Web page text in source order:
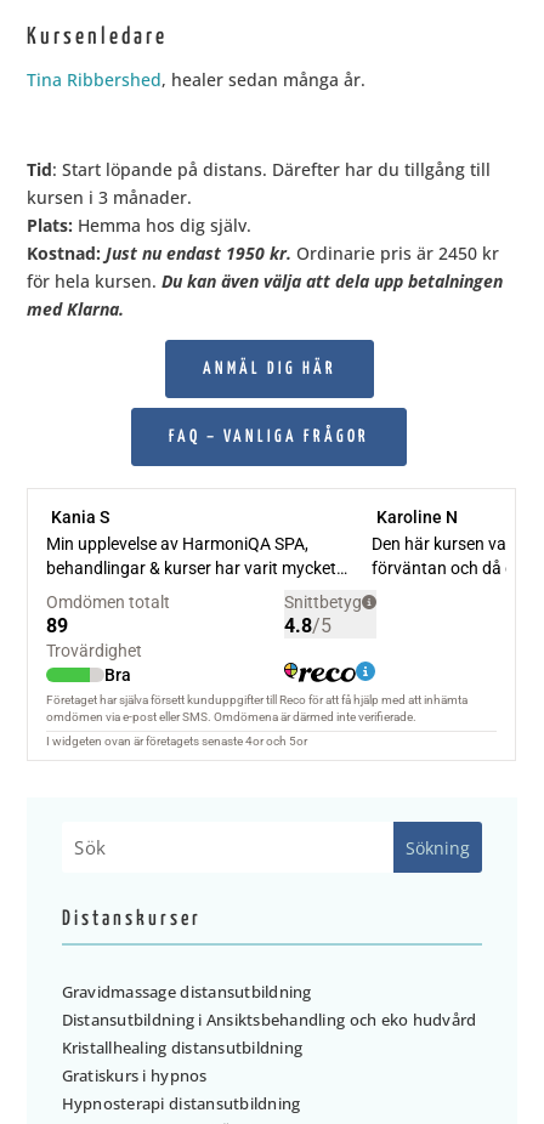
Kursenledare
Tina Ribbershed, healer sedan många år.
Tid: Start löpande på distans. Därefter har du tillgång till
kursen i 3 månader.
Plats: Hemma hos dig själv.
Kostnad: Just nu endast 1950 kr. Ordinarie pris är 2450 kr
för hela kursen.Du kan även välja att dela upp betalningen
med Klarna.
ANMÄL DIG HÄR
FAQ – VANLIGA FRÅGOR
Distanskurser
Gravidmassage distansutbildning
Distansutbildning i Ansiktsbehandling och eko hudvård
Kristallhealing distansutbildning
Gratiskurs i hypnos
Hypnosterapi distansutbildning